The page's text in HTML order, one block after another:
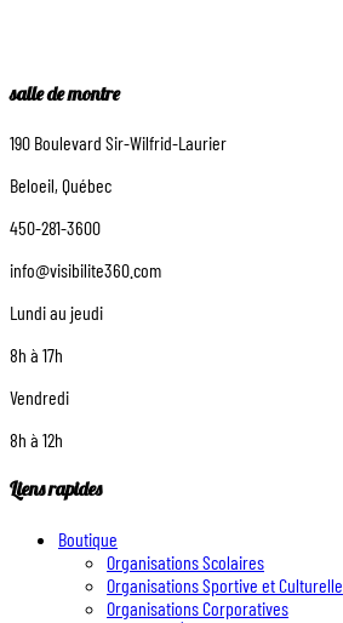
salle de montre
190 Boulevard Sir-Wilfrid-Laurier
Beloeil, Québec
450-281-3600
info@visibilite360.com
Lundi au jeudi
8h à 17h
Vendredi
8h à 12h
Liens rapides
Boutique
Organisations Scolaires
Organisations Sportive et Culturelle
Organisations Corporatives